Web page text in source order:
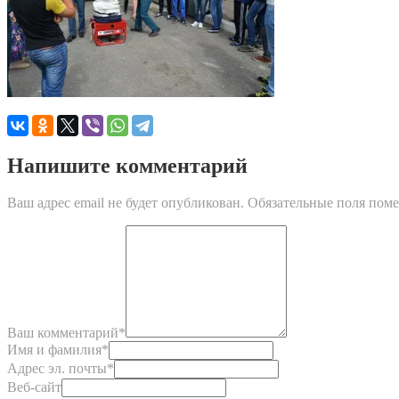
Напишите комментарий
Ваш адрес email не будет опубликован. Обязательные поля
Ваш комментарий*
Имя и фамилия*
Адрес эл. почты*
Веб-сайт